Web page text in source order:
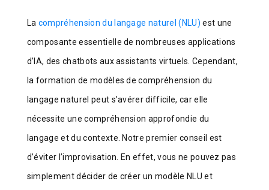
La compréhension du langage naturel (NLU) est une
composante essentielle de nombreuses applications
d’IA, des chatbots aux assistants virtuels. Cependant,
la formation de modèles de compréhension du
langage naturel peut s’avérer difficile, car elle
nécessite une compréhension approfondie du
langage et du contexte. Notre premier conseil est
d’éviter l’improvisation. En effet, vous ne pouvez pas
simplement décider de créer un modèle NLU et